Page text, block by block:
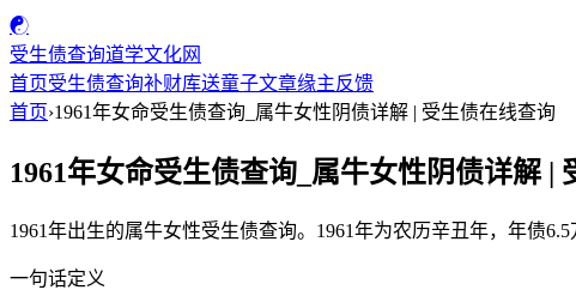
☯
受生债查询道学文化网
首页受生债查询补财库送童子文章缘主反馈
首页›1961年女命受生债查询_属牛女性阴债详解 | 受生债在线查询
1961年女命受生债查询_属牛女性阴债详解 |
1961年出生的属牛女性受生债查询。1961年为农历辛丑年，年债
一句话定义